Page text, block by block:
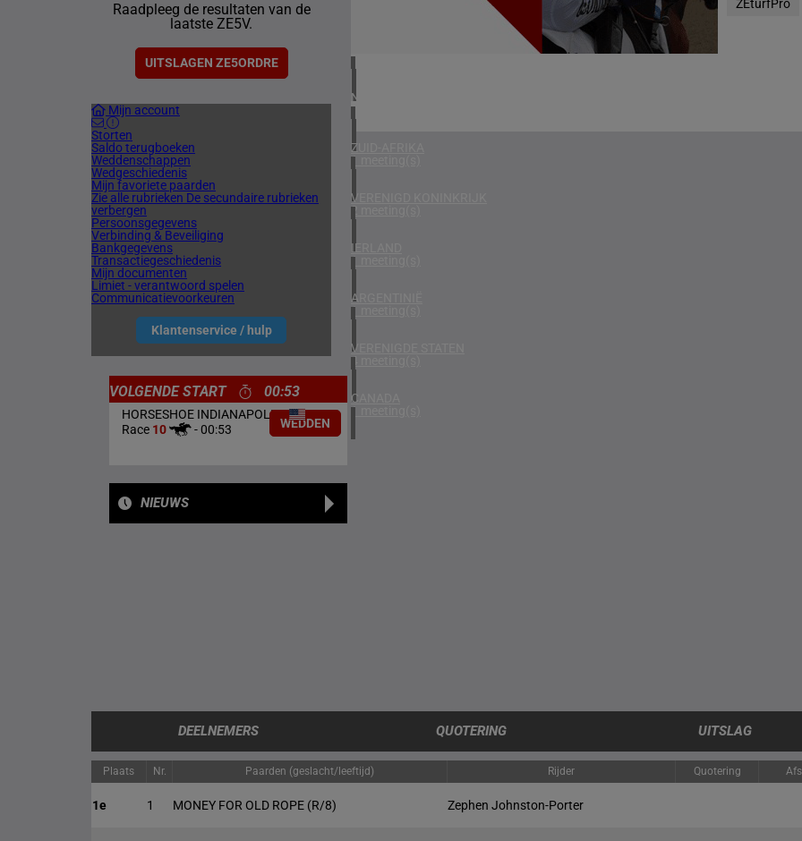
Raadpleeg de resultaten van de
laatste ZE5V.
UITSLAGEN ZE5ORDRE
Mijn account
Storten
Saldo terugboeken
Weddenschappen
Wedgeschiedenis
Mijn favoriete paarden
Zie alle rubrieken De secundaire rubrieken
verbergen
Persoonsgegevens
Verbinding & Beveiliging
Bankgegevens
Transactiegeschiedenis
Mijn documenten
Limiet - verantwoord spelen
Communicatievoorkeuren
Klantenservice / hulp
1 meeting(s)
NOORWEGEN
1 meeting(s)
ZUID-AFRIKA
1 meeting(s)
VERENIGD KONINKRIJK
2 meeting(s)
IERLAND
1 meeting(s)
ARGENTINIË
1 meeting(s)
VERENIGDE STATEN
4 meeting(s)
CANADA
1 meeting(s)
ZEturfPro
VOLGENDE START 00:53
HORSESHOE INDIANAPOLIS
Race10 -00:53 WEDDEN
NIEUWS
DEELNEMERS QUOTERING UITSLAG
Plaats Nr. Paarden (geslacht/leeftijd) Rijder Quotering
1e 1 MONEY FOR OLD ROPE (R/8) Zephen Johnston-Porter